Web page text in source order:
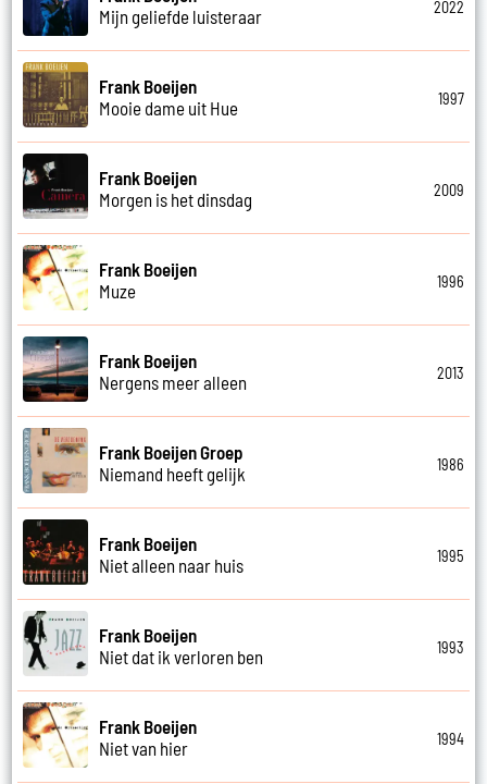
Mijn geliefde luisteraar
2022
Frank Boeijen
Mooie dame uit Hue
1997
Frank Boeijen
Morgen is het dinsdag
2009
Frank Boeijen
Muze
1996
Frank Boeijen
Nergens meer alleen
2013
Frank Boeijen Groep
Niemand heeft gelijk
1986
Frank Boeijen
Niet alleen naar huis
1995
Frank Boeijen
Niet dat ik verloren ben
1993
Frank Boeijen
Niet van hier
1994